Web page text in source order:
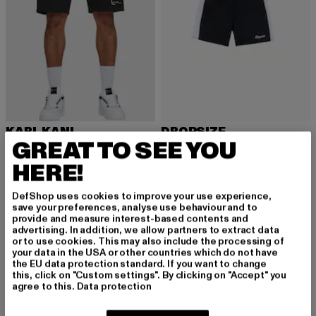
KARL KANI
Signature
37,99 EUR
Derzeitiger Preis: 37,99 EUR
DROPSIZE
PIPING SHORTS
22,07 EUR
Derzeitiger Preis: 22,07 EUR
31,99 EUR
Basketball Shorts für Herren: Stil und Funktionalität
auf und abseits des Spielfelds
Basketball Shorts für Herren sind weit mehr als nur
Sportbekleidung – sie sind ein Symbol für Stil und
GREAT TO SEE YOU
HERE!
DefShop uses cookies to improve your use experience,
save your preferences, analyse use behaviour and to
provide and measure interest-based contents and
advertising. In addition, we allow partners to extract data
or to use cookies. This may also include the processing of
your data in the USA or other countries which do not have
the EU data protection standard. If you want to change
this, click on "Custom settings". By clicking on "Accept" you
agree to this. Data protection